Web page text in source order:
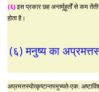
(६)इस प्रकार छह अन्तर्मुहूर्तों से कम
होता है।
(६) मनुष्य का
अप्रमत्तस्योत्कृष्टान्तरमुच्यते-एक: